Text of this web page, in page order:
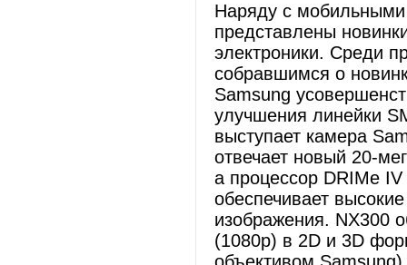
Наряду с
представлены
электроники. Среди
собравшимся о
Samsung
улучшения линейки
выступает камера
отвечает новый 20-
а процессор DRIMe
обеспечивает
изображения. NX300
(1080p) в 2D и 3D